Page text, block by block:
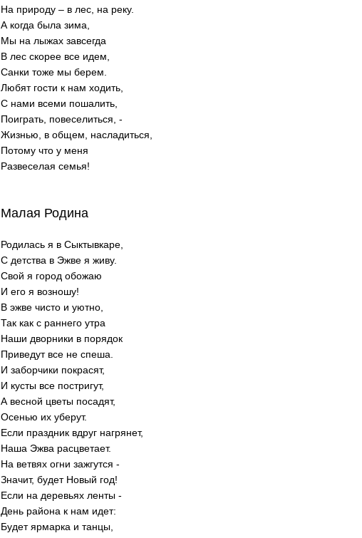
На природу – в лес, на реку.
А когда была зима,
Мы на лыжах завсегда
В лес скорее все идем,
Санки тоже мы берем.
Любят гости к нам ходить,
С нами всеми пошалить,
Поиграть, повеселиться, -
Жизнью, в общем, насладиться,
Потому что у меня
Развеселая семья!
Малая Родина
Родилась я в Сыктывкаре,
С детства в Эжве я живу.
Свой я город обожаю
И его я возношу!
В эжве чисто и уютно,
Так как с раннего утра
Наши дворники в порядок
Приведут все не спеша.
И заборчики покрасят,
И кусты все постригут,
А весной цветы посадят,
Осенью их уберут.
Если праздник вдруг нагрянет,
Наша Эжва расцветает.
На ветвях огни зажгутся -
Значит, будет Новый год!
Если на деревьях ленты -
День района к нам идет:
Будет ярмарка и танцы,